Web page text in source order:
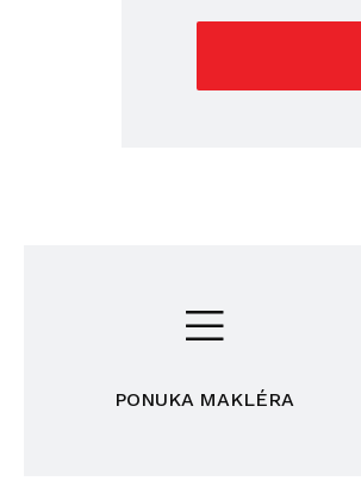
PONUKA MAKLÉRA